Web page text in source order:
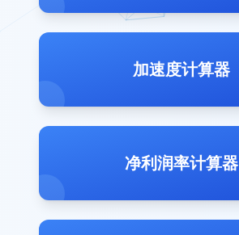
加速度计算器
净利润率计算器